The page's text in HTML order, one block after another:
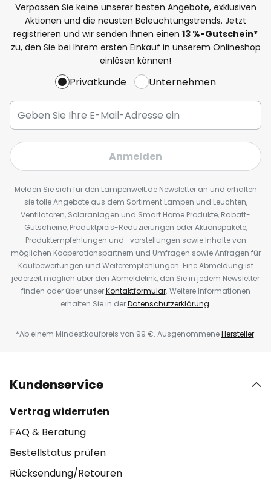
Verpassen Sie keine unserer besten Angebote, exklusiven
Aktionen und die neusten Beleuchtungstrends. Jetzt
registrieren und wir senden Ihnen einen 13 %-Gutschein*
zu, den Sie bei Ihrem ersten Einkauf in unserem Onlineshop
einlösen können!
Privatkunde Unternehmen
Anmelden
Melden Sie sich für den Lampenwelt.de Newsletter an und erhalten
sie tolle Angebote aus dem Sortiment Lampen und Leuchten,
Ventilatoren, Solaranlagen und Smart Home Produkte, Rabatt-
Gutscheine, Produktpreis-Reduzierungen oder Aktionspakete,
Produktempfehlungen und -vorstellungen sowie Inhalte von
möglichen Kooperationspartnern und Umfragen sowie Anfragen für
Kaufbewertungen und Weiterempfehlungen. Eine Abmeldung ist
jederzeit möglich über den Abmeldelink, den Sie in jedem Newsletter
finden oder über unserKontaktformular. Weitere Informationen
erhalten Sie in derDatenschutzerklärung.
*Ab einem Mindestkaufpreis von 99 €. AusgenommeneHersteller.
Kundenservice
Vertrag widerrufen
FAQ & Beratung
Bestellstatus prüfen
Rücksendung/Retouren